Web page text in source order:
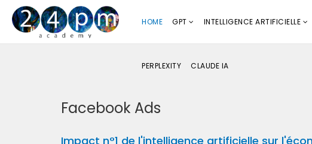
HOME GPT INTELLIGENCE ARTIFICIELLE
PERPLEXITY CLAUDE IA
Facebook Ads
Impact n°1 de l'intelligence artificielle sur